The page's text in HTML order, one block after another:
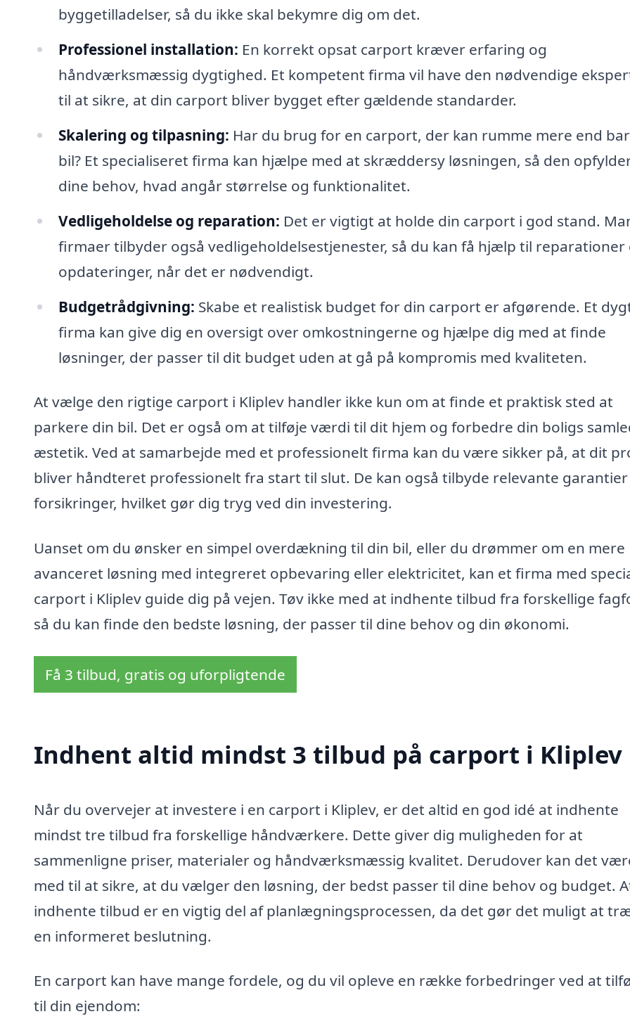
byggetilladelser, så du ikke skal bekymre dig om det.
Professionel installation: En korrekt opsat carport kræver erfaring og
håndværksmæssig dygtighed. Et kompetent firma vil have den nødvendige
til at sikre, at din carport bliver bygget efter gældende standarder.
Skalering og tilpasning: Har du brug for en carport, der kan rumme mere end
bil? Et specialiseret firma kan hjælpe med at skræddersy løsningen, så den
dine behov, hvad angår størrelse og funktionalitet.
Vedligeholdelse og reparation: Det er vigtigt at holde din carport i god stand.
firmaer tilbyder også vedligeholdelsestjenester, så du kan få hjælp til reparationer
opdateringer, når det er nødvendigt.
Budgetrådgivning: Skabe et realistisk budget for din carport er afgørende. Et
firma kan give dig en oversigt over omkostningerne og hjælpe dig med at finde
løsninger, der passer til dit budget uden at gå på kompromis med kvaliteten.
At vælge den rigtige carport i Kliplev handler ikke kun om at finde et praktisk sted at
parkere din bil. Det er også om at tilføje værdi til dit hjem og forbedre din boligs
æstetik. Ved at samarbejde med et professionelt firma kan du være sikker på, at dit
bliver håndteret professionelt fra start til slut. De kan også tilbyde relevante
forsikringer, hvilket gør dig tryg ved din investering.
Uanset om du ønsker en simpel overdækning til din bil, eller du drømmer om en mere
avanceret løsning med integreret opbevaring eller elektricitet, kan et firma med
carport i Kliplev guide dig på vejen. Tøv ikke med at indhente tilbud fra forskellige
så du kan finde den bedste løsning, der passer til dine behov og din økonomi.
Få 3 tilbud, gratis og uforpligtende
Indhent altid mindst 3 tilbud på carport i Kliplev
Når du overvejer at investere i en carport i Kliplev, er det altid en god idé at indhente
mindst tre tilbud fra forskellige håndværkere. Dette giver dig muligheden for at
sammenligne priser, materialer og håndværksmæssig kvalitet. Derudover kan det
med til at sikre, at du vælger den løsning, der bedst passer til dine behov og budget.
indhente tilbud er en vigtig del af planlægningsprocessen, da det gør det muligt at
en informeret beslutning.
En carport kan have mange fordele, og du vil opleve en række forbedringer ved at
til din ejendom: